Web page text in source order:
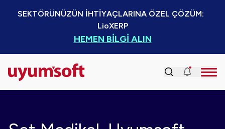
SEKTÖRÜNÜZÜN İHTİYAÇLARINA ÖZEL ÇÖZÜM:
LioXERP
HEMEN BİLGİ ALIN